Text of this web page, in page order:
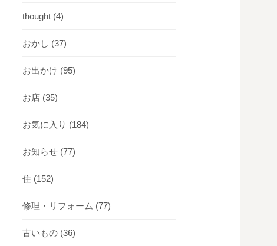
thought (4)
おかし (37)
お出かけ (95)
お店 (35)
お気に入り (184)
お知らせ (77)
住 (152)
修理・リフォーム (77)
古いもの (36)